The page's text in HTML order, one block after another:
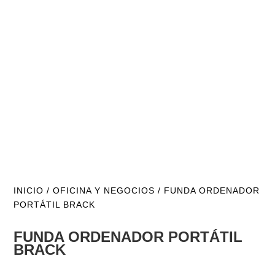
INICIO /OFICINA Y NEGOCIOS / FUNDA ORDENADOR
PORTÁTIL BRACK
FUNDA ORDENADOR PORTÁTIL
BRACK